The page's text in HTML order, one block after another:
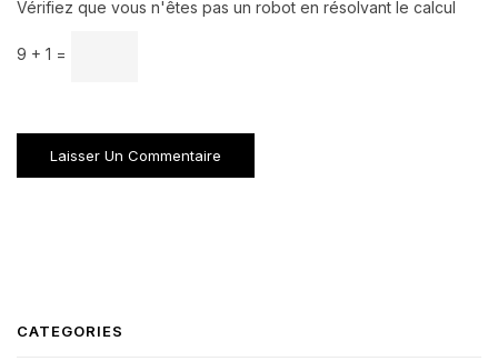
Vérifiez que vous n'êtes pas un robot en résolvant le calcul
9 + 1 =
CATEGORIES